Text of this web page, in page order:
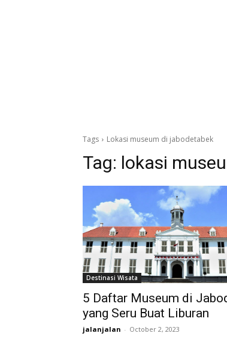
Tags Lokasi museum di jabodetabek
Tag: lokasi
Destinasi Wisata
5 Daftar Museum di
yang Seru Buat Liburan
jalanjalan - October 2, 2023